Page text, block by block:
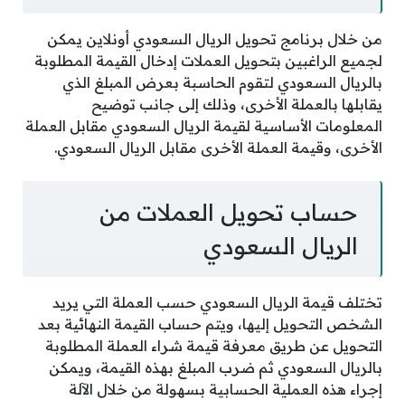
من خلال برنامج تحويل الريال السعودي أونلاين يمكن
لجميع الراغبين بتحويل العملات إدخال القيمة المطلوبة
بالريال السعودي لتقوم الحاسبة بعرض المبلغ الذي
يقابلها بالعملة الأخرى، وذلك إلى جانب توضيح
المعلومات الأساسية لقيمة الريال السعودي مقابل العملة
الأخرى، وقيمة العملة الأخرى مقابل الريال السعودي.
حساب تحويل العملات من
الريال السعودي
تختلف قيمة الريال السعودي حسب العملة التي يريد
الشخص التحويل إليها، ويتم حساب القيمة النهائية بعد
التحويل عن طريق معرفة قيمة شراء العملة المطلوبة
بالريال السعودي ثم ضرب المبلغ بهذه القيمة، ويمكن
إجراء هذه العملية الحسابية بسهولة من خلال الآلة